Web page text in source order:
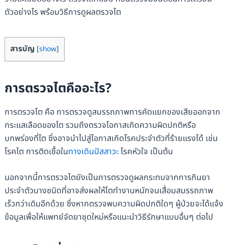
ตัวอย่างไร พร้อมวิธีการดูผลตรวจไต
สารบัญ [show]
การตรวจไตคืออะไร?
การตรวจไต คือ การตรวจดูสมรรถภาพการคัดแยกของเสียออกจาก
กระแสเลือดของไต รวมถึงตรวจโอกาสเกิดความผิดปกติหรือ
บกพร่องที่ไต ซึ่งอาจนำไปสู่โอกาสเกิดโรคประจำตัวที่ร้ายแรงได้ เช่น
โรคไต การติดเชื้อในทางเดินปัสสาวะโรคหัวใจ เป็นต้น
นอกจากนี้การตรวจไตยังเป็นการตรวจดูผลกระทบจากการกินยา
ประจำตัวบางชนิดที่อาจส่งผลให้ไตทำงานหนักจนเสื่อมสมรรถภาพ
เร็วกว่าเดิมอีกด้วย ซึ่งหากตรวจพบความผิดปกติใดๆ ผู้ป่วยจะได้แจ้ง
ข้อมูลเพื่อให้แพทย์จัดยาชุดใหม่หรือแนะนำวิธีรักษาแบบอื่นๆ ต่อไป